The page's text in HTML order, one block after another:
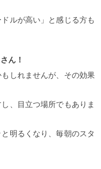
ルが高い」と感じる方も
ん！
もしれませんが、その効果
、目立つ場所でもありま
明るくなり、毎朝のスタ